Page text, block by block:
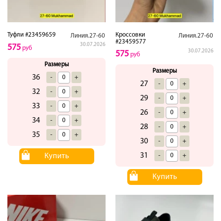
Туфли #23459659 Линия.27-60
30.07.2026
575 руб
Размеры
36 - +
32 - +
33 - +
34 - +
35 - +
Купить
Кроссовки
#23459577
Линия.27-60
30.07.2026
575 руб
Размеры
27 - +
29 - +
26 - +
28 - +
30 - +
31 - +
Купить